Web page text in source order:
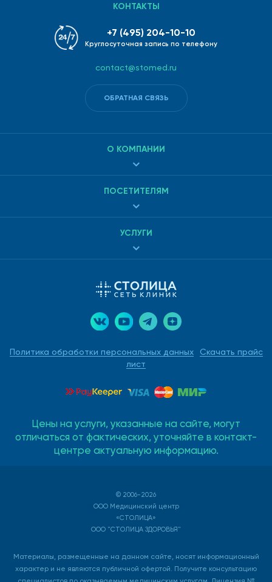
Политика обработки персональных данных
Скачать прайс
лист
О КОМПАНИИ
ПОСЕТИТЕЛЯМ
УСЛУГИ
КОНТАКТЫ
+7 (495) 204-10-10
Круглосуточная запись по телефону
contact@stomed.ru
ОБРАТНАЯ СВЯЗЬ
Цены на услуги, указанные на сайте, могут
отличаться от фактических, уточняйте в контакт-
центре актуальную информацию.
© 2006-2026
ООО Медицинский центр
«СТОЛИЦА»
ООО "СТОЛИЦА ЗДОРОВЬЯ"
Материалы, размещенные на данном сайте, носят информационный
характер и не являются публичной офертой. Получите консультацию